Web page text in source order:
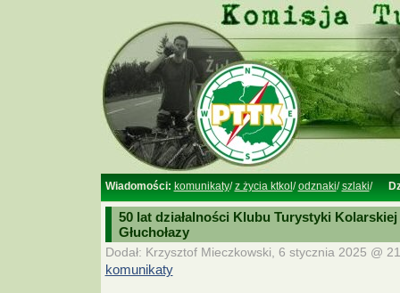
Wiadomości: komunikaty/z życia ktkol /odznaki/szlaki/
50 lat działalności Klubu Turystyki Kolarskiej
Głuchołazy
Dodał: Krzysztof Mieczkowski, 6 stycznia 2025 @
komunikaty